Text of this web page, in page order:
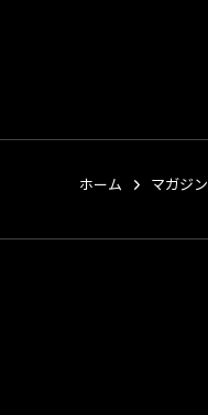
ホーム マガジン